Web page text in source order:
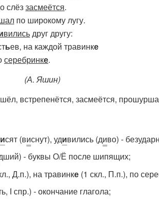
слёззасмеётся.
по широкому лугу.
вились друг другу:
ьев, на каждой травинке
серебринке.
(А. Яшин)
встрепенётся, засмеётся,
исят (виснут), удивились (диво) -
- буквы О/Ё после шипящих;
Д.п.), на травинке(1 скл., П.п.), по
I спр.) - окончание глагола;